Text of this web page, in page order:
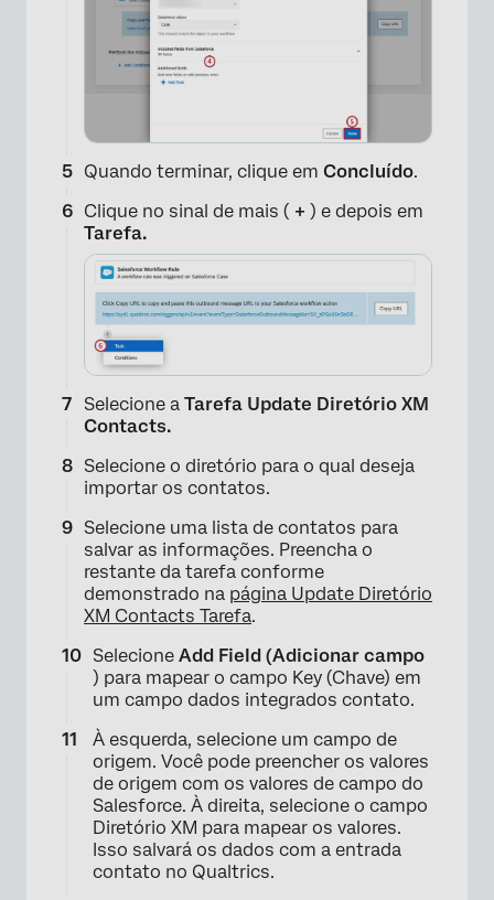
Quando terminar, clique em Concluído.
Clique no sinal de mais ( + ) e depois em
Tarefa.
Selecione a Tarefa Update Diretório XM
Contacts.
Selecione o diretório para o qual deseja
importar os contatos.
Selecione uma lista de contatos para
salvar as informações. Preencha o
restante da tarefa conforme
demonstrado na página Update Diretório
XM Contacts Tarefa.
Selecione Add Field (Adicionar campo
) para mapear o campo Key (Chave) em
um campo dados integrados contato.
À esquerda, selecione um campo de
origem. Você pode preencher os valores
de origem com os valores de campo do
Salesforce. À direita, selecione o campo
Diretório XM para mapear os valores.
Isso salvará os dados com a entrada
contato no Qualtrics.